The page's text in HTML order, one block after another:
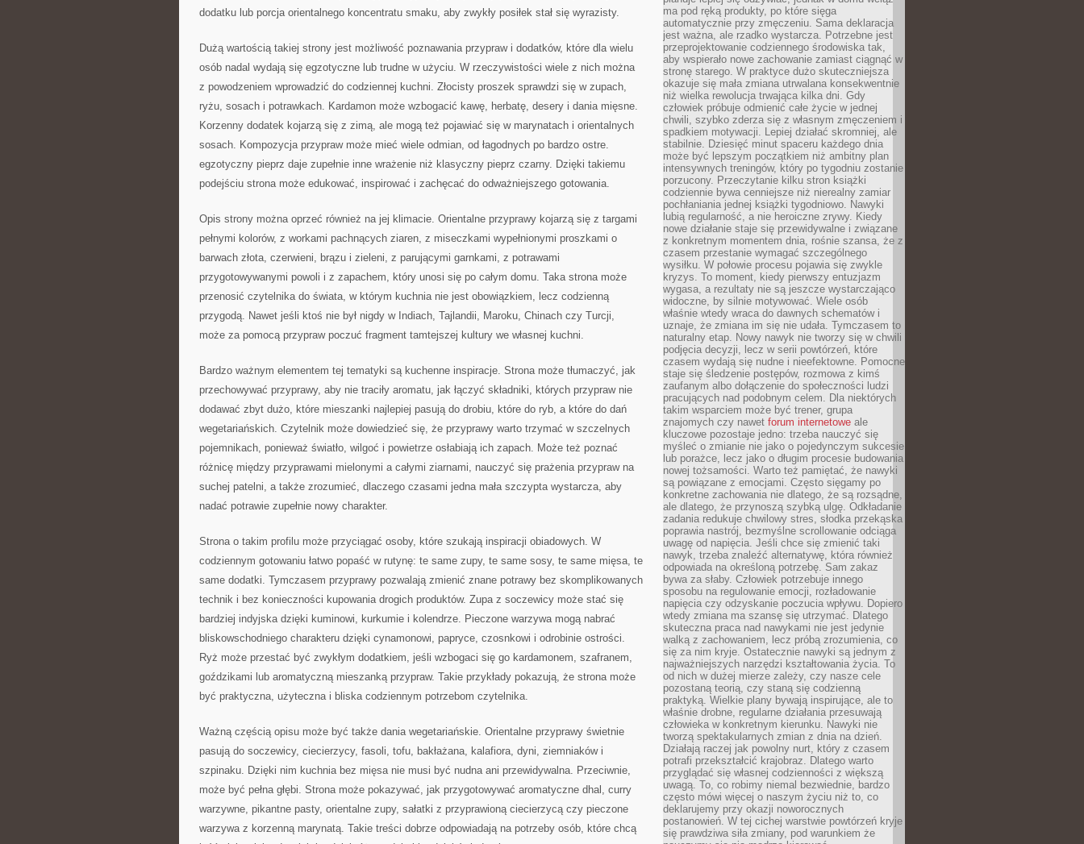
dodatku lub porcja orientalnego koncentratu smaku, aby zwykły posiłek stał się wyrazisty.
Dużą wartością takiej strony jest możliwość poznawania przypraw i dodatków, które dla wielu
osób nadal wydają się egzotyczne lub trudne w użyciu. W rzeczywistości wiele z nich można
z powodzeniem wprowadzić do codziennej kuchni. Złocisty proszek sprawdzi się w zupach,
ryżu, sosach i potrawkach. Kardamon może wzbogacić kawę, herbatę, desery i dania mięsne.
Korzenny dodatek kojarzą się z zimą, ale mogą też pojawiać się w marynatach i orientalnych
sosach. Kompozycja przypraw może mieć wiele odmian, od łagodnych po bardzo ostre.
egzotyczny pieprz daje zupełnie inne wrażenie niż klasyczny pieprz czarny. Dzięki takiemu
podejściu strona może edukować, inspirować i zachęcać do odważniejszego gotowania.
Opis strony można oprzeć również na jej klimacie. Orientalne przyprawy kojarzą się z targami
pełnymi kolorów, z workami pachnących ziaren, z miseczkami wypełnionymi proszkami o
barwach złota, czerwieni, brązu i zieleni, z parującymi garnkami, z potrawami
przygotowywanymi powoli i z zapachem, który unosi się po całym domu. Taka strona może
przenosić czytelnika do świata, w którym kuchnia nie jest obowiązkiem, lecz codzienną
przygodą. Nawet jeśli ktoś nie był nigdy w Indiach, Tajlandii, Maroku, Chinach czy Turcji,
może za pomocą przypraw poczuć fragment tamtejszej kultury we własnej kuchni.
Bardzo ważnym elementem tej tematyki są kuchenne inspiracje. Strona może tłumaczyć, jak
przechowywać przyprawy, aby nie traciły aromatu, jak łączyć składniki, których przypraw nie
dodawać zbyt dużo, które mieszanki najlepiej pasują do drobiu, które do ryb, a które do dań
wegetariańskich. Czytelnik może dowiedzieć się, że przyprawy warto trzymać w szczelnych
pojemnikach, ponieważ światło, wilgoć i powietrze osłabiają ich zapach. Może też poznać
różnicę między przyprawami mielonymi a całymi ziarnami, nauczyć się prażenia przypraw na
suchej patelni, a także zrozumieć, dlaczego czasami jedna mała szczypta wystarcza, aby
nadać potrawie zupełnie nowy charakter.
Strona o takim profilu może przyciągać osoby, które szukają inspiracji obiadowych. W
codziennym gotowaniu łatwo popaść w rutynę: te same zupy, te same sosy, te same mięsa, te
same dodatki. Tymczasem przyprawy pozwalają zmienić znane potrawy bez skomplikowanych
technik i bez konieczności kupowania drogich produktów. Zupa z soczewicy może stać się
bardziej indyjska dzięki kuminowi, kurkumie i kolendrze. Pieczone warzywa mogą nabrać
bliskowschodniego charakteru dzięki cynamonowi, papryce, czosnkowi i odrobinie ostrości.
Ryż może przestać być zwykłym dodatkiem, jeśli wzbogaci się go kardamonem, szafranem,
goździkami lub aromatyczną mieszanką przypraw. Takie przykłady pokazują, że strona może
być praktyczna, użyteczna i bliska codziennym potrzebom czytelnika.
Ważną częścią opisu może być także dania wegetariańskie. Orientalne przyprawy świetnie
pasują do soczewicy, ciecierzycy, fasoli, tofu, bakłażana, kalafiora, dyni, ziemniaków i
szpinaku. Dzięki nim kuchnia bez mięsa nie musi być nudna ani przewidywalna. Przeciwnie,
może być pełna głębi. Strona może pokazywać, jak przygotowywać aromatyczne dhal, curry
warzywne, pikantne pasty, orientalne zupy, sałatki z przyprawioną ciecierzycą czy pieczone
warzywa z korzenną marynatą. Takie treści dobrze odpowiadają na potrzeby osób, które chcą
ma pod ręką produkty, po które sięga
automatycznie przy zmęczeniu. Sama deklaracja
jest ważna, ale rzadko wystarcza. Potrzebne jest
przeprojektowanie codziennego środowiska tak,
aby wspierało nowe zachowanie zamiast ciągnąć w
stronę starego. W praktyce dużo skuteczniejsza
okazuje się mała zmiana utrwalana konsekwentnie
niż wielka rewolucja trwająca kilka dni. Gdy
człowiek próbuje odmienić całe życie w jednej
chwili, szybko zderza się z własnym zmęczeniem i
spadkiem motywacji. Lepiej działać skromniej, ale
stabilnie. Dziesięć minut spaceru każdego dnia
może być lepszym początkiem niż ambitny plan
intensywnych treningów, który po tygodniu zostanie
porzucony. Przeczytanie kilku stron książki
codziennie bywa cenniejsze niż nierealny zamiar
pochłaniania jednej książki tygodniowo. Nawyki
lubią regularność, a nie heroiczne zrywy. Kiedy
nowe działanie staje się przewidywalne i związane
z konkretnym momentem dnia, rośnie szansa, że z
czasem przestanie wymagać szczególnego
wysiłku. W połowie procesu pojawia się zwykle
kryzys. To moment, kiedy pierwszy entuzjazm
wygasa, a rezultaty nie są jeszcze wystarczająco
widoczne, by silnie motywować. Wiele osób
właśnie wtedy wraca do dawnych schematów i
uznaje, że zmiana im się nie udała. Tymczasem to
naturalny etap. Nowy nawyk nie tworzy się w chwili
podjęcia decyzji, lecz w serii powtórzeń, które
czasem wydają się nudne i nieefektowne. Pomocne
staje się śledzenie postępów, rozmowa z kimś
zaufanym albo dołączenie do społeczności ludzi
pracujących nad podobnym celem. Dla niektórych
takim wsparciem może być trener, grupa
znajomych czy nawet forum internetowe ale
kluczowe pozostaje jedno: trzeba nauczyć się
myśleć o zmianie nie jako o pojedynczym sukcesie
lub porażce, lecz jako o długim procesie budowania
nowej tożsamości. Warto też pamiętać, że nawyki
są powiązane z emocjami. Często sięgamy po
konkretne zachowania nie dlatego, że są rozsądne,
ale dlatego, że przynoszą szybką ulgę. Odkładanie
zadania redukuje chwilowy stres, słodka przekąska
poprawia nastrój, bezmyślne scrollowanie odciąga
uwagę od napięcia. Jeśli chce się zmienić taki
nawyk, trzeba znaleźć alternatywę, która również
odpowiada na określoną potrzebę. Sam zakaz
bywa za słaby. Człowiek potrzebuje innego
sposobu na regulowanie emocji, rozładowanie
napięcia czy odzyskanie poczucia wpływu. Dopiero
wtedy zmiana ma szansę się utrzymać. Dlatego
skuteczna praca nad nawykami nie jest jedynie
walką z zachowaniem, lecz próbą zrozumienia, co
się za nim kryje. Ostatecznie nawyki są jednym z
najważniejszych narzędzi kształtowania życia. To
od nich w dużej mierze zależy, czy nasze cele
pozostaną teorią, czy staną się codzienną
praktyką. Wielkie plany bywają inspirujące, ale to
właśnie drobne, regularne działania przesuwają
człowieka w konkretnym kierunku. Nawyki nie
tworzą spektakularnych zmian z dnia na dzień.
Działają raczej jak powolny nurt, który z czasem
potrafi przekształcić krajobraz. Dlatego warto
przyglądać się własnej codzienności z większą
uwagą. To, co robimy niemal bezwiednie, bardzo
często mówi więcej o naszym życiu niż to, co
deklarujemy przy okazji noworocznych
postanowień. W tej cichej warstwie powtórzeń kryje
się prawdziwa siła zmiany, pod warunkiem że